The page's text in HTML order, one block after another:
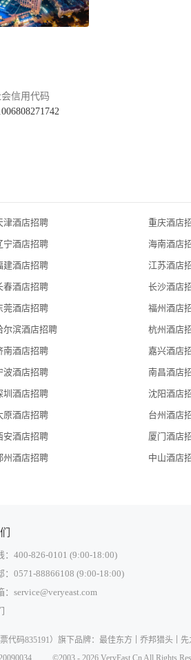
信用代码
津酒店招聘 重庆酒店
宁酒店招聘 海南酒店
建酒店招聘 江苏酒店
春酒店招聘 长沙酒店
莞酒店招聘 福州酒店
尔滨酒店招聘 杭州酒店
南酒店招聘 嘉兴酒店
波酒店招聘 南昌酒店
圳酒店招聘 沈阳酒店
原酒店招聘 台州酒店
安酒店招聘 厦门酒店
州酒店招聘 中山酒店
：400-826-0101 (9:00-18:00)
：0571-88866108 (9:00-18:00)
：service@veryeast.com
代码835191）旗下品牌： 最佳东方 乔邦猎头 先
©2003 - 2026 VeryEast.Cn All Rights
中国
中国